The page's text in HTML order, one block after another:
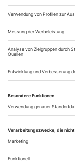
Kontrolle und
Todd Field spielt
höchstkulturellen
Lydia Tár
Diese Frau, Lydia
um ganz wahr
Dirigentin Ehre
berühmten
Schülerin
unterwegs,
Unterhaltung